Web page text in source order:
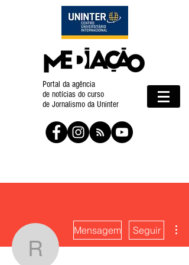
Portal da agência
de notícias do curso
de Jornalismo da Uninter
renatatcristina
Mensagem Seguir